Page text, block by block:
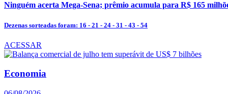
Ninguém acerta Mega-Sena; prêmio acumula para R$ 165
Dezenas sorteadas foram: 16 - 21 - 24 - 31 - 43 - 54
ACESSAR
Economia